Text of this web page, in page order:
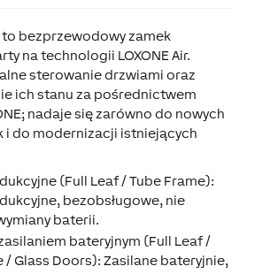
to bezprzewodowy zamek
na technologii LOXONE Air.
sterowanie drzwiami oraz
ich stanu za pośrednictwem
nadaje się zarówno do nowych
i do modernizacji istniejących
(Full Leaf / Tube Frame):
bezobsługowe, nie
baterii.
bateryjnym (Full Leaf /
/ Glass Doors): Zasilane bateryjnie,